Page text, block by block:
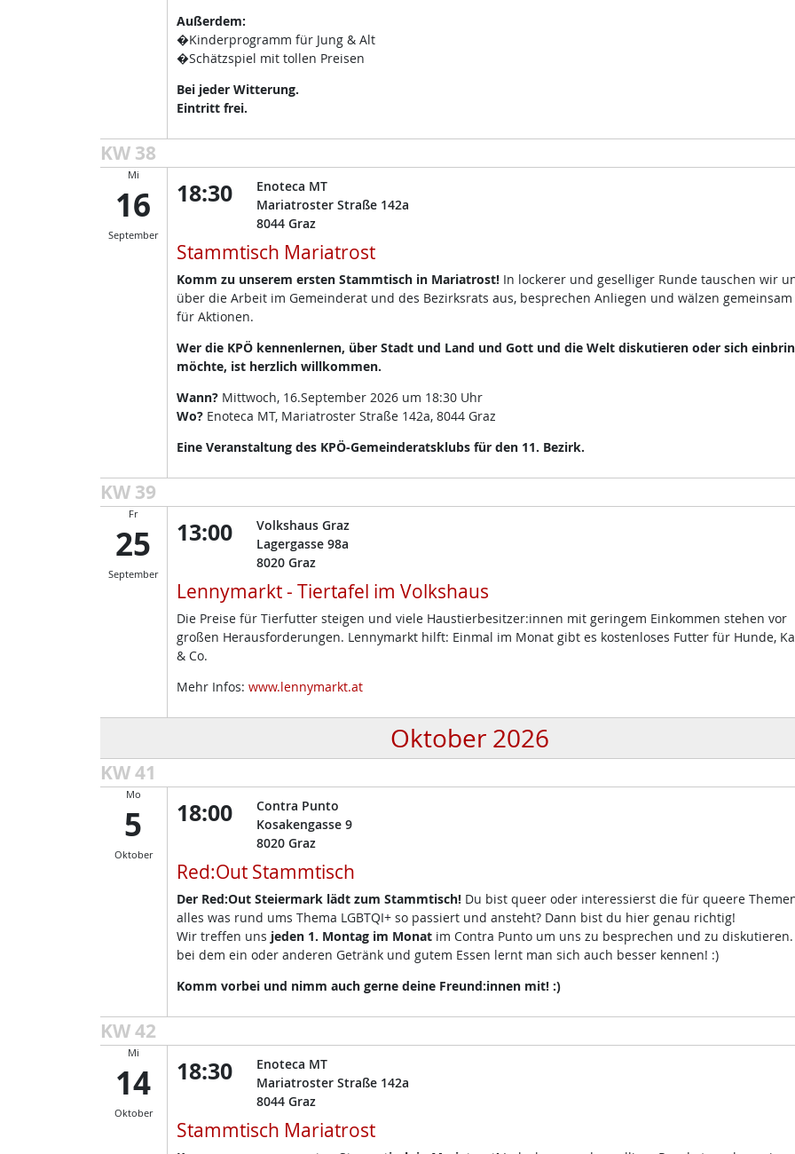
Außerdem:
�Kinderprogramm für Jung & Alt
�Schätzspiel mit tollen Preisen
Bei jeder Witterung.
Eintritt frei.
KW 38
Mi
16
September
18:30
Enoteca MT
Mariatroster Straße 142a
8044 Graz
Stammtisch Mariatrost
Komm zu unserem ersten Stammtisch in Mariatrost!In lockerer und geselliger Runde tauschen wir
über die Arbeit im Gemeinderat und des Bezirksrats aus, besprechen Anliegen und wälzen gemeinsam
für Aktionen.
Wer die KPÖ kennenlernen, über Stadt und Land und Gott und die Welt diskutieren oder sich
möchte, ist herzlich willkommen.
Wann?Mittwoch, 16.September 2026 um 18:30 Uhr
Wo?Enoteca MT, Mariatroster Straße 142a, 8044 Graz
Eine Veranstaltung des KPÖ-Gemeinderatsklubs für den 11. Bezirk.
KW 39
Fr
25
September
13:00
Volkshaus Graz
Lagergasse 98a
8020 Graz
Lennymarkt - Tiertafel im Volkshaus
Die Preise für Tierfutter steigen und viele Haustierbesitzer:innen mit geringem Einkommen stehen vor
großen Herausforderungen. Lennymarkt hilft: Einmal im Monat gibt es kostenloses Futter für Hunde,
& Co.
Mehr Infos: www.lennymarkt.at
Oktober 2026
KW 41
Mo
5
Oktober
18:00
Contra Punto
Kosakengasse 9
8020 Graz
Red:Out Stammtisch
Der Red:Out Steiermark lädt zum Stammtisch! Du bist queer oder interessierst die für queere
alles was rund ums Thema LGBTQI+ so passiert und ansteht? Dann bist du hier genau richtig!
Wir treffen uns jeden 1. Montag im Monatim Contra Punto um uns zu besprechen und zu
bei dem ein oder anderen Getränk und gutem Essen lernt man sich auch besser kennen! :)
Komm vorbei und nimm auch gerne deine Freund:innen mit! :)
KW 42
Mi
14
Oktober
18:30
Enoteca MT
Mariatroster Straße 142a
8044 Graz
Stammtisch Mariatrost